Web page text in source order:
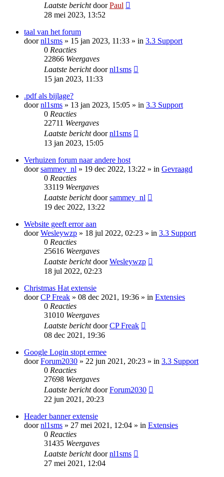
Laatste berichtdoorPaul
28 mei 2023, 13:52
taal van het forum
doornl1sms » 15 jan 2023, 11:33 » in 3.3 Support
0 Reacties
22866 Weergaves
Laatste berichtdoornl1sms
15 jan 2023, 11:33
.pdf als bijlage?
doornl1sms » 13 jan 2023, 15:05 » in 3.3 Support
0 Reacties
22711 Weergaves
Laatste berichtdoornl1sms
13 jan 2023, 15:05
Verhuizen forum naar andere host
doorsammey_nl » 19 dec 2022, 13:22 » in Gevraagd
0 Reacties
33119 Weergaves
Laatste berichtdoorsammey_nl
19 dec 2022, 13:22
Website geeft error aan
doorWesleywzp » 18 jul 2022, 02:23 » in 3.3 Support
0 Reacties
25616 Weergaves
Laatste berichtdoorWesleywzp
18 jul 2022, 02:23
Christmas Hat extensie
doorCP Freak » 08 dec 2021, 19:36 » in Extensies
0 Reacties
31010 Weergaves
Laatste berichtdoorCP Freak
08 dec 2021, 19:36
Google Login stopt ermee
doorForum2030 » 22 jun 2021, 20:23 » in 3.3 Support
0 Reacties
27698 Weergaves
Laatste berichtdoorForum2030
22 jun 2021, 20:23
Header banner extensie
doornl1sms » 27 mei 2021, 12:04 » in Extensies
0 Reacties
31435 Weergaves
Laatste berichtdoornl1sms
27 mei 2021, 12:04